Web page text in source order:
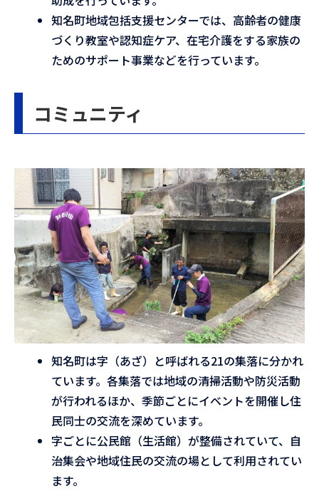
知名町地域包括支援センターでは、高齢者の健康
づくり教室や認知症ケア、在宅介護をする家族の
ためのサポート事業などを行っています。
コミュニティ
知名町は字（あざ）と呼ばれる21の集落に分かれ
ています。各集落では地域の清掃活動や防災活動
が行われるほか、季節ごとにイベントを開催し住
民同士の交流を深めています。
字ごとに公民館（生活館）が整備されていて、自
治集会や地域住民の交流の場として利用されてい
ます。